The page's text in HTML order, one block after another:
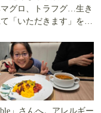
グロ、トラフグ…生き
「いただきます」を考